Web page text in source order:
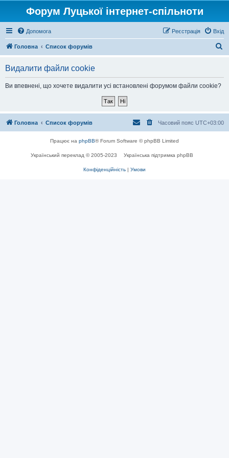
Форум Луцької інтернет-спільноти
Допомога Вхід
Реєстрація
Головна Список форумів
Видалити файли cookie
Ви впевнені, що хочете видалити усі встановлені форумом файли cookie?
Головна Список форумів Часовий пояс UTC+03:00
Працює на phpBB® Forum Software © phpBB Limited
Український переклад © 2005-2023 Українська підтримка phpBB
Конфіденційність | Умови